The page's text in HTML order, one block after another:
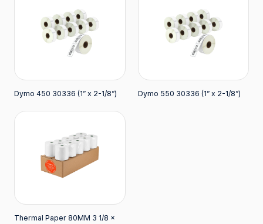
Dymo 450 30336 (1” x 2-1/8”) Dymo 550 30336 (1” x 2-1/8”)
Thermal Paper 80MM 3 1/8 x